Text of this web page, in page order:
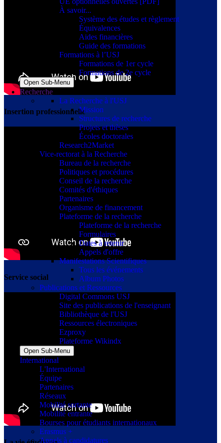
À savoir...
Système des études et règlement
Équivalences
Aides financières
Guide des formations
Formations à l’USJ
Formations de 1er cycle
Formations de 2e cycle
Open Sub-Menu
Recherche
La Recherche à l'USJ
Mission
Structures de recherche
Projets et thèses
Écoles doctorales
Research2Market
Vice-rectorat à la Recherche
Bureau de la recherche
Politiques et procédures
Conseil de la recherche
Comités d'éthiques
Partenaires
Organisme de financement
Plateforme de la recherche
Plateforme de la recherche
Formulaires
Dates à retenir
Appels d'offre
Manifestations Scientifiques
Tous les événements
Album Photos
Publications et Ressources
Digital Commons USJ
Site des publications de l'enseignant
Bibliothèque de l'USJ
Ressources électroniques
Ezproxy
Plateforme Wikindx
Open Sub-Menu
International
L'International
Équipe
Partenaires
Réseaux
Mobilité sortante
Mobilité entrante
Bourses pour étudiants internationaux
Erasmus +
Appels à candidatures
Insertion professionnelle
Service social